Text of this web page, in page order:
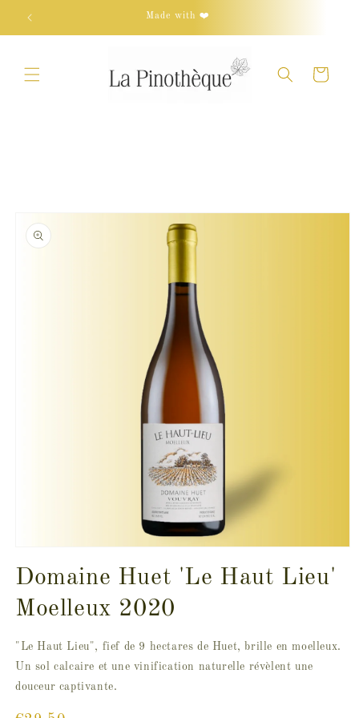
content
Made with ❤️
Cart
product
information
in
modal
Domaine Huet 'Le Haut Lieu'
Moelleux 2020
"Le Haut Lieu", fief de 9 hectares de Huet, brille en moelleux.
Un sol calcaire et une vinification naturelle révèlent une
douceur captivante.